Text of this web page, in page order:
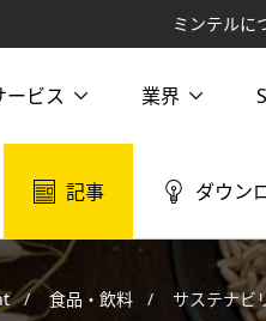
ミンテルに
ービス 業界
記事 ダウン
食品・飲料 サステナビリ